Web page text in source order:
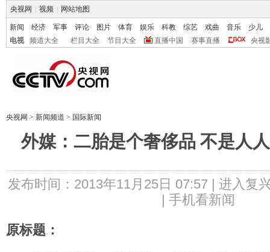
央视网 视频 网站地图
新闻 经济 军事 评论 图片 体育 娱乐 科教 综艺 戏曲 音乐
少儿
电视
频道大全 栏目大全 节目大全 直播中国 赛事直播 央视
央视网 > 新闻频道 > 国际新闻
外媒：二胎是个奢侈品 不是人
发布时间：2013年11月25日 07:57 | 进入复
| 手机看新闻
原标题：